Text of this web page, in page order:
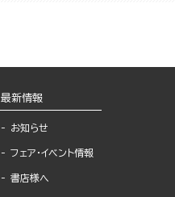
最新情報
お知らせ
フェア・イベント情報
書店様へ